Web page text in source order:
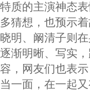
特质的主演神态
多猜想，也预示
晓明、阚清子则
逐渐明晰、写实
容，网友们也表
当一面，在一起